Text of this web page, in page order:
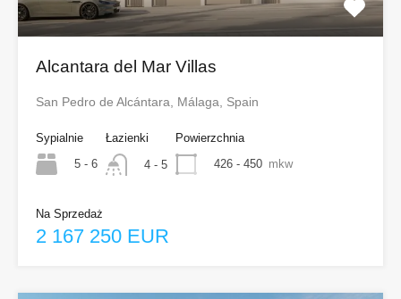
Alcantara del Mar Villas
San Pedro de Alcántara, Málaga, Spain
Sypialnie
5 - 6
Łazienki
4 - 5
Powierzchnia
426 - 450 mkw
Na Sprzedaż
2 167 250 EUR